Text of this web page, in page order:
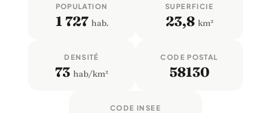
POPULATION
1 727 hab.
SUPERFICIE
23,8 km²
DENSITÉ
73 hab/km²
CODE POSTAL
58130
CODE INSEE